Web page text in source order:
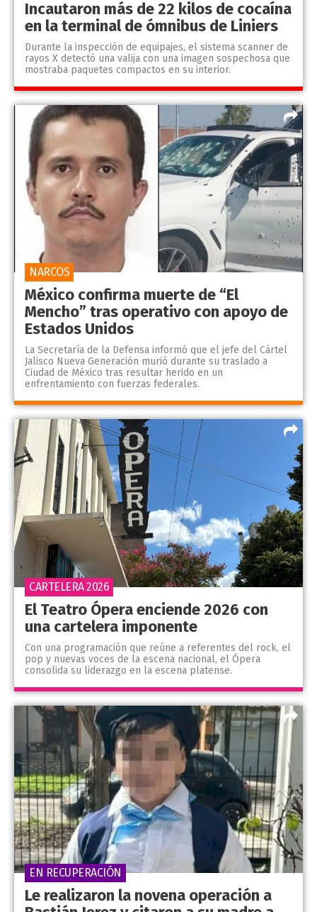
Incautaron más de 22 kilos de cocaína
en la terminal de ómnibus de Liniers
Durante la inspección de equipajes, el sistema scanner de
rayos X detectó una valija con una imagen sospechosa que
mostraba paquetes compactos en su interior.
México confirma muerte de “El
Mencho” tras operativo con apoyo de
Estados Unidos
La Secretaría de la Defensa informó que el jefe del Cártel
Jalisco Nueva Generación murió durante su traslado a
Ciudad de México tras resultar herido en un
enfrentamiento con fuerzas federales.
NARCOS
El Teatro Ópera enciende 2026 con
una cartelera imponente
Con una programación que reúne a referentes del rock, el
pop y nuevas voces de la escena nacional, el Ópera
consolida su liderazgo en la escena platense.
CARTELERA 2026
Le realizaron la novena operación a
EN RECUPERACIÓN